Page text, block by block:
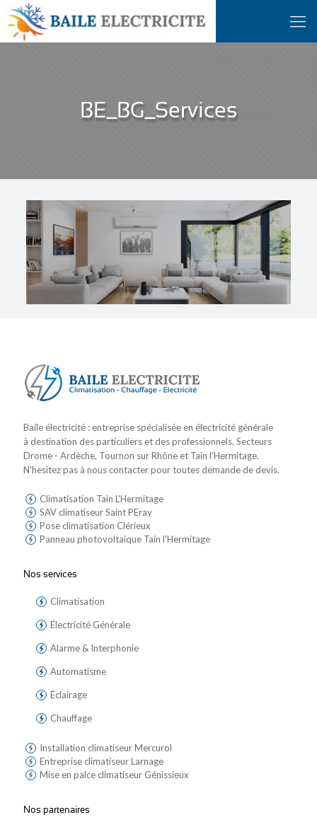
BE_BG_Services
Baile électricité : entreprise spécialisée en électricité générale
à destination des particuliers et des professionnels. Secteurs
Drome - Ardèche, Tournon sur Rhône et Tain l'Hermitage.
N'hesitez pas à nous contacter pour toutes demande de devis.
Climatisation Tain L'Hermitage
SAV climatiseur Saint PEray
Pose climatisation Clérieux
Panneau photovoltaique Tain l'Hermitage
Nos services
Climatisation
Électricité Générale
Alarme & Interphonie
Automatisme
Éclairage
Chauffage
Installation climatiseur Mercurol
Entreprise climatiseur Larnage
Mise en palce climatiseur Génissieux
Nos partenaires